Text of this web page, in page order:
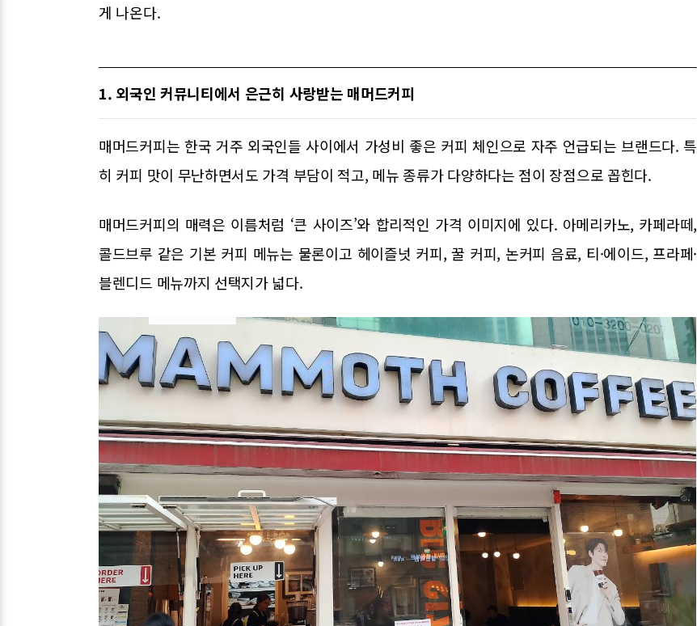
게 나온다.
1. 외국인 커뮤니티에서 은근히 사랑받는 매머드커피
매머드커피는 한국 거주 외국인들 사이에서 가성비 좋은 커피 체인으로 자주 언급되는 브랜드다. 특
히 커피 맛이 무난하면서도 가격 부담이 적고, 메뉴 종류가 다양하다는 점이 장점으로 꼽힌다.
매머드커피의 매력은 이름처럼 ‘큰 사이즈’와 합리적인 가격 이미지에 있다. 아메리카노, 카페라떼,
콜드브루 같은 기본 커피 메뉴는 물론이고 헤이즐넛 커피, 꿀 커피, 논커피 음료, 티·에이드, 프라페·
블렌디드 메뉴까지 선택지가 넓다.